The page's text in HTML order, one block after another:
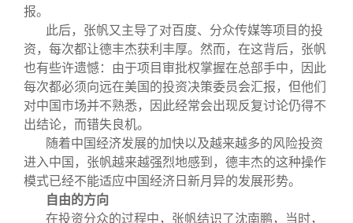
报。
此后，张帆又主导了对百度、分众传媒等项目的投
资，每次都让德丰杰获利丰厚。然而，在这背后，张帆
也有些许遗憾：由于项目审批权掌握在总部手中，因此
每次都必须向远在美国的投资决策委员会汇报，但他们
对中国市场并不熟悉，因此经常会出现反复讨论仍得不
出结论，而错失良机。
随着中国经济发展的加快以及越来越多的风险投资
进入中国，张帆越来越强烈地感到，德丰杰的这种操作
模式已经不能适应中国经济日新月异的发展形势。
自由的方向
在投资分众的过程中，张帆结识了沈南鹏，当时，